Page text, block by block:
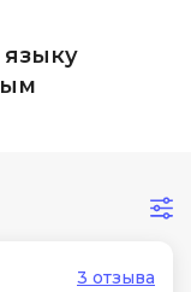
3 отзыва